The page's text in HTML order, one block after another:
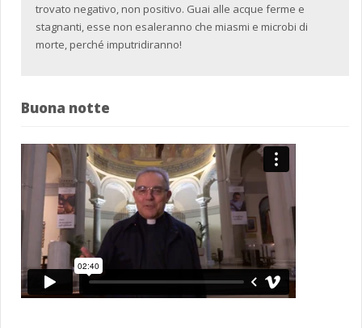
trovato negativo, non positivo. Guai alle acque ferme e
stagnanti, esse non esaleranno che miasmi e microbi di
morte, perché imputridiranno!
Buona notte